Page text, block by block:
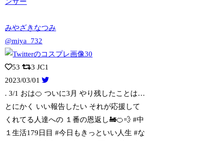
みやざきなつみ
@miya_732
53 3 JC1
2023/03/01
. 3/1 おは🍊 ついに3月 やり残したことは…
とにかく いい報告したい それが応援して
くれてる人達への １番の恩返し🚂🍊💨 #中
１生活179日目 #今日もきっといい人生 #な